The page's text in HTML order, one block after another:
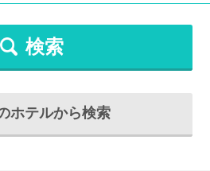
検索
ホテルから検索